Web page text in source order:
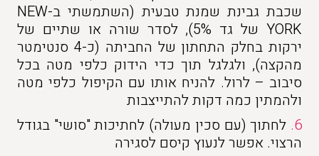
שכבת גבינת שמנת טבעית (השתמשתי ב-NEW
YORK של גד 5%), לסדר שורה או שתיים של
ירקות בחלק התחתון של החביתה (כ-4 סנטימטר
מהקצה), ולגלגל תוך כדי הידוק כלפי מטה בכל
סיבוב – לרול. להניח אותו עם הקיפול כלפי מטה
ולהמתין כמה דקות להתייצבות
6. לחתוך (עם סכין מעולה) לחתיכות "סושי" בגודל
הרצוי. אפשר לנעוץ קיסם לסגירה